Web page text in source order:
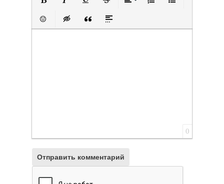
Полужирный
Вставить смайлик
Вставка скрытого текста
Вставка цитаты
Вставка спойлера
0
Отправить комментарий